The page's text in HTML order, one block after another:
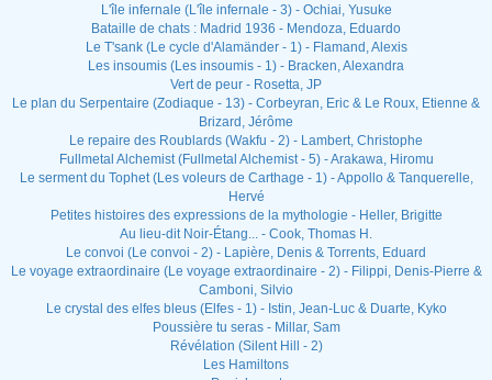
L'île infernale (L'île infernale - 3) - Ochiai, Yusuke
Bataille de chats : Madrid 1936 - Mendoza, Eduardo
Le T'sank (Le cycle d'Alamänder - 1) - Flamand, Alexis
Les insoumis (Les insoumis - 1) - Bracken, Alexandra
Vert de peur - Rosetta, JP
Le plan du Serpentaire (Zodiaque - 13) - Corbeyran, Eric & Le Roux, Etienne &
Brizard, Jérôme
Le repaire des Roublards (Wakfu - 2) - Lambert, Christophe
Fullmetal Alchemist (Fullmetal Alchemist - 5) - Arakawa, Hiromu
Le serment du Tophet (Les voleurs de Carthage - 1) - Appollo & Tanquerelle,
Hervé
Petites histoires des expressions de la mythologie - Heller, Brigitte
Au lieu-dit Noir-Étang... - Cook, Thomas H.
Le convoi (Le convoi - 2) - Lapière, Denis & Torrents, Eduard
Le voyage extraordinaire (Le voyage extraordinaire - 2) - Filippi, Denis-Pierre &
Camboni, Silvio
Le crystal des elfes bleus (Elfes - 1) - Istin, Jean-Luc & Duarte, Kyko
Poussière tu seras - Millar, Sam
Révélation (Silent Hill - 2)
Les Hamiltons